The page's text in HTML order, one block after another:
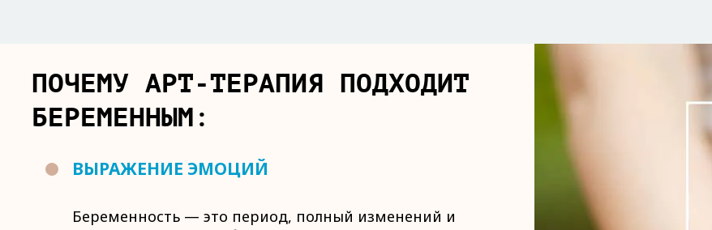
ПОЧЕМУ АРТ-ТЕРАПИЯ ПОДХОДИТ
БЕРЕМЕННЫМ:
ВЫРАЖЕНИЕ ЭМОЦИЙ
Беременность — это период, полный изменений и